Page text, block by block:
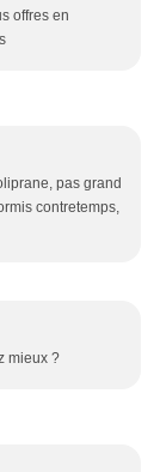
offres en
pas grand
contretemps,
mieux ?